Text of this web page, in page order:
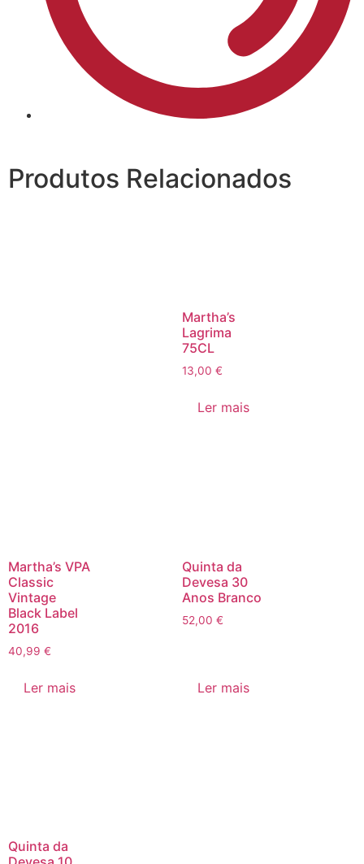
Produtos Relacionados
Martha’s
Lagrima
75CL
13,00 €
Ler mais
Martha’s VPA
Classic
Vintage
Black Label
2016
40,99 €
Ler mais
Quinta da
Devesa 30
Anos Branco
52,00 €
Ler mais
Quinta da